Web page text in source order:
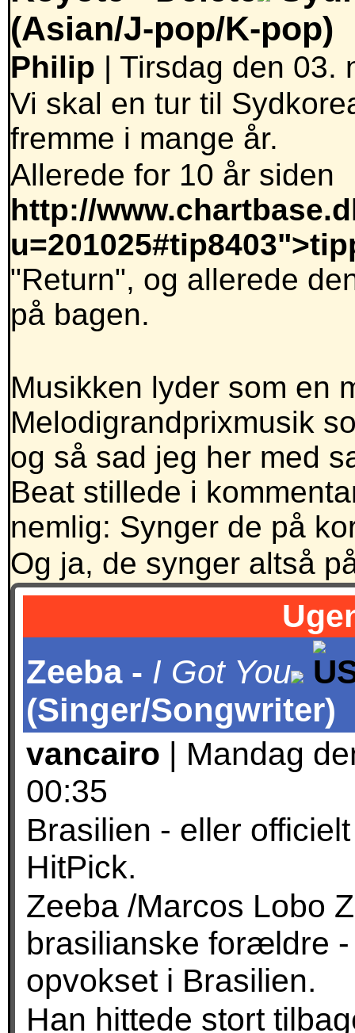
(Asian/J-pop/K-pop)
Philip | Tirsdag den 03.
Vi skal en tur til
fremme i mange år.
Allerede for 10 år siden
http://
"Return", og allerede
på bagen.
Musikken lyder som en
Melodigrandprixmusik
og så sad jeg her med
Beat stillede i
nemlig: Synger de på
Og ja, de synger altså
Zeeba - I Got You
(Singer/Songwriter)
vancairo | Mandag
00:35
Brasilien - eller
HitPick.
Zeeba /Marcos Lobo
brasilianske forældre
opvokset i Brasilien.
Han hittede stort